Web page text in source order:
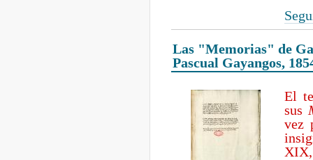
Las "Memorias" de
Pascual Gayangos,
El
sus
vez
XIX,